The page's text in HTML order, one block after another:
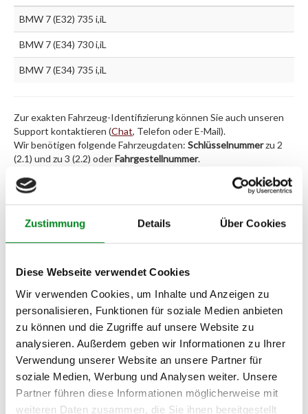
Zustimmung Details Über Cookies
Diese Webseite verwendet Cookies
Wir verwenden Cookies, um Inhalte und Anzeigen zu
personalisieren, Funktionen für soziale Medien anbieten
zu können und die Zugriffe auf unsere Website zu
analysieren. Außerdem geben wir Informationen zu Ihrer
Verwendung unserer Website an unsere Partner für
soziale Medien, Werbung und Analysen weiter. Unsere
Partner führen diese Informationen möglicherweise mit
weiteren Daten zusammen, die Sie ihnen bereitgestellt
BMW 7 (E32) 735 i,iL
BMW 7 (E34) 730 i,iL
BMW 7 (E34) 735 i,iL
Zur exakten Fahrzeug-Identifizierung können Sie auch unseren
Support kontaktieren (Chat, Telefon oder E-Mail).
Wir benötigen folgende Fahrzeugdaten: Schlüsselnummerzu 2
(2.1) und zu 3 (2.2) oderFahrgestellnummer.
Passendes Fahrzeug nicht dabei?
Fahrzeug-Suche für AT-Servopumpen
Hersteller/EU Verantwortliche
Person
Hersteller
Unternehmensname:
TMC Turbolader Manufaktur Coesfeld
Adresse:
Am Wasserturm 55, Coesfeld, NRW, 48653, DE